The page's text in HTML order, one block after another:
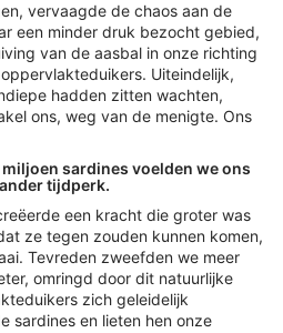
vervaagde de chaos aan de
een minder druk bezocht gebied,
van de aasbal in onze richting
Uiteindelijk,
hadden zitten wachten,
ons, weg van de menigte. Ons
sardines voelden we ons
tijdperk.
een kracht die groter was
ze tegen zouden kunnen komen,
Tevreden zweefden we meer
omringd door dit natuurlijke
zich geleidelijk
sardines en lieten hen onze